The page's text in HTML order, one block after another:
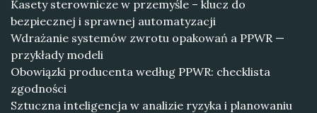
Kasety sterownicze w przemyśle – klucz do
bezpiecznej i sprawnej automatyzacji
Wdrażanie systemów zwrotu opakowań a PPWR —
przykłady modeli
Obowiązki producenta według PPWR: checklista
zgodności
Sztuczna inteligencja w analizie ryzyka i planowaniu